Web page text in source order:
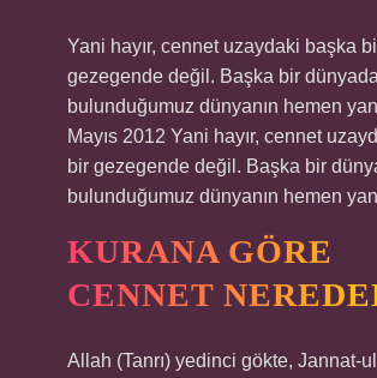
Yani hayır, cennet uzaydaki başka
gezegende değil. Başka bir
bulunduğumuz dünyanın hemen
Mayıs 2012 Yani hayır, cennet
bir gezegende değil. Başka bir
bulunduğumuz dünyanın hemen
KURANA GÖRE
CENNET
Allah (Tanrı) yedinci gökte, Jannat-